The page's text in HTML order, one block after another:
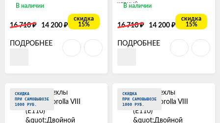
В наличии
16 710₽ 14 200 ₽
скидка
15%
ПОДРОБНЕЕ
черный
В наличии
16 710₽ 14 200 ₽
скидка
15%
ПОДРОБНЕЕ
СКИДКА
ПРИ САМОВЫВОЗЕ
1000 РУБ.
СКИДКА
ПРИ САМОВЫВОЗЕ
1000 РУБ.